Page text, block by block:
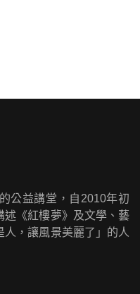
公益講堂，自2010年初
述《紅樓夢》及文學、藝
，讓風景美麗了」的人